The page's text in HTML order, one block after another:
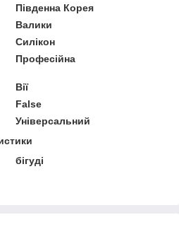
Південна Корея
Валики
Силікон
Професійна
Вії
False
Універсальний
бігуді